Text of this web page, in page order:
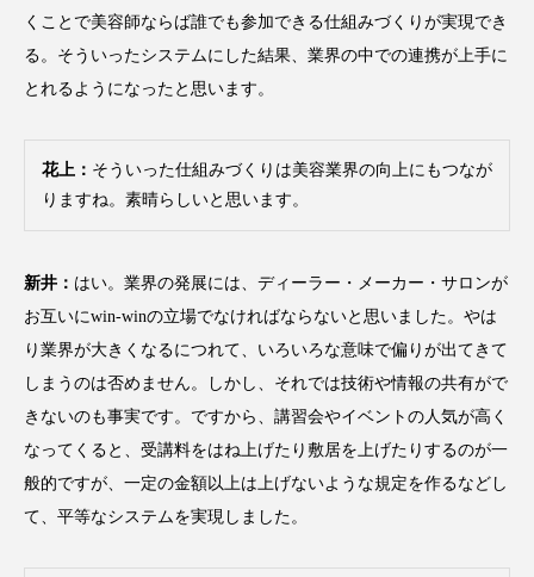
くことで美容師ならば誰でも参加できる仕組みづくりが実現でき
る。そういったシステムにした結果、業界の中での連携が上手に
とれるようになったと思います。
花上： そういった仕組みづくりは美容業界の向上にもつなが
りますね。素晴らしいと思います。
新井： はい。業界の発展には、ディーラー・メーカー・サロンが
お互いにwin-winの立場でなければならないと思いました。やは
り業界が大きくなるにつれて、いろいろな意味で偏りが出てきて
しまうのは否めません。しかし、それでは技術や情報の共有がで
きないのも事実です。ですから、講習会やイベントの人気が高く
なってくると、受講料をはね上げたり敷居を上げたりするのが一
般的ですが、一定の金額以上は上げないような規定を作るなどし
て、平等なシステムを実現しました。